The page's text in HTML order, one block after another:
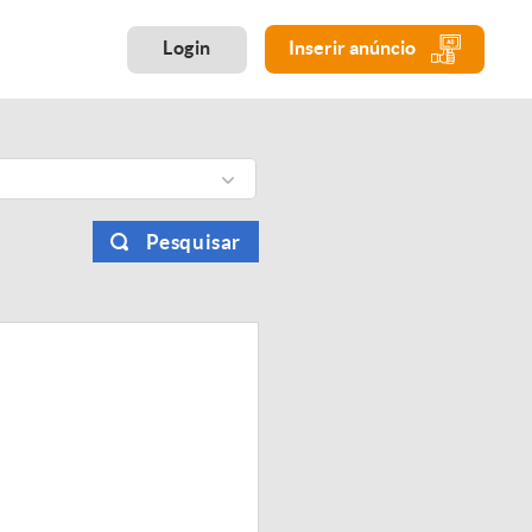
Login Inserir anúncio
Pesquisar